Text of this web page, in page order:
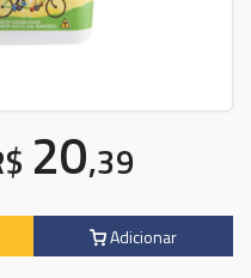
20,39
Adicionar